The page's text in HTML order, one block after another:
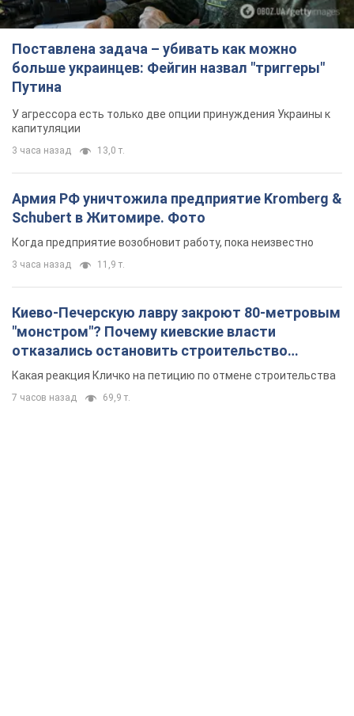
Армия РФ уничтожила предприятие Kromberg &
Schubert в Житомире. Фото
Когда предприятие возобновит работу, пока неизвестно
3 часа назад
Киево-Печерскую лавру закроют 80-метровым
"монстром"? Почему киевские власти
отказались остановить строительство
небоскреба "московского верующего"
Какая реакция Кличко на петицию по отмене строительства
7 часов назад 69,9 т.